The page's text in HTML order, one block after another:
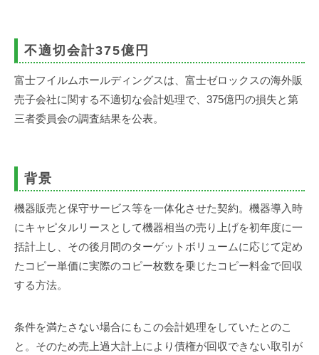
不適切会計375億円
富士フイルムホールディングスは、富士ゼロックスの海外販
売子会社に関する不適切な会計処理で、375億円の損失と第
三者委員会の調査結果を公表。
背景
機器販売と保守サービス等を一体化させた契約。機器導入時
にキャピタルリースとして機器相当の売り上げを初年度に一
括計上し、その後月間のターゲットボリュームに応じて定め
たコピー単価に実際のコピー枚数を乗じたコピー料金で回収
する方法。
条件を満たさない場合にもこの会計処理をしていたとのこ
と。そのため売上過大計上により債権が回収できない取引が